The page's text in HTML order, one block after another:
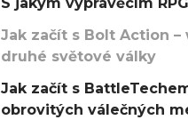
Jak začít s Bolt Action
druhé světové války
Jak začít s
obrovitých válečných